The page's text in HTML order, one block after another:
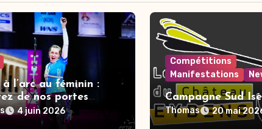
l’arc au féminin :
de nos portes
& vivez une
expérience !
4 juin 2026
Compétitions
Manifestations
Campagne Sud
Thomas 20 mai